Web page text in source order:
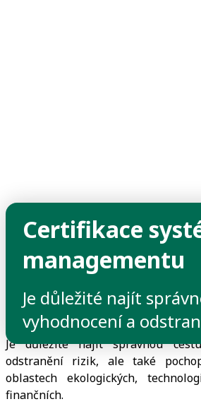
Certifikace
managementu
Je důležité najít
vyhodnocení a
Audity a certifikace bez prostojů
>
Certifikace systému managementu
Je důležité najít správnou
odstranění rizik, ale také
oblastech ekologických,
finančních.